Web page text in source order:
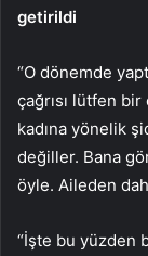
getirildi
“O dönemde
çağrısı lütfen
kadına yönelik
değiller. Bana
öyle. Aileden
“İşte bu yüzden